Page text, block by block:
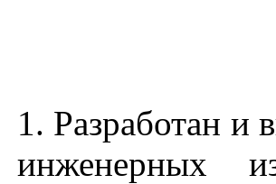
1. Разработан и
инженерных